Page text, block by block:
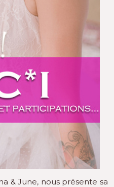
& June, nous présente sa